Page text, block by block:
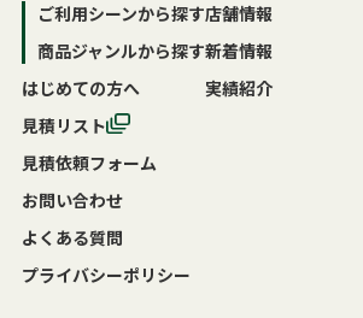
ご利用シーンから探す
商品ジャンルから探す
はじめての方へ
店舗情報
新着情報
実績紹介
見積リスト
見積依頼フォーム
お問い合わせ
よくある質問
プライバシーポリシー